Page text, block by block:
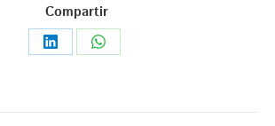
Compartir
Share Share